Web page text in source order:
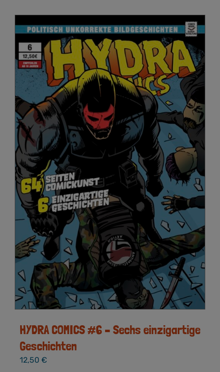
HYDRA COMICS #6 – Sechs einzigartige
Geschichten
12,50 €